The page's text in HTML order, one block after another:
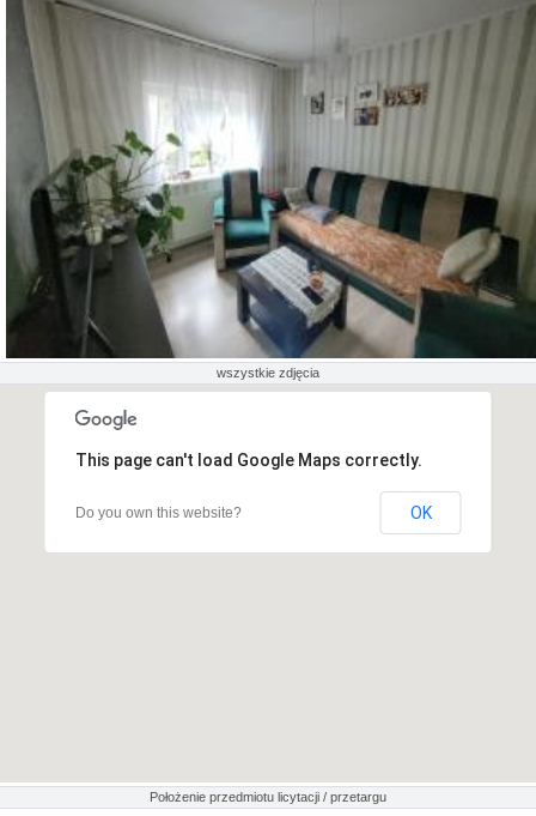
wszystkie zdjęcia
This page can't load Google Maps correctly.
Do you own this website? OK
Położenie przedmiotu licytacji / przetargu